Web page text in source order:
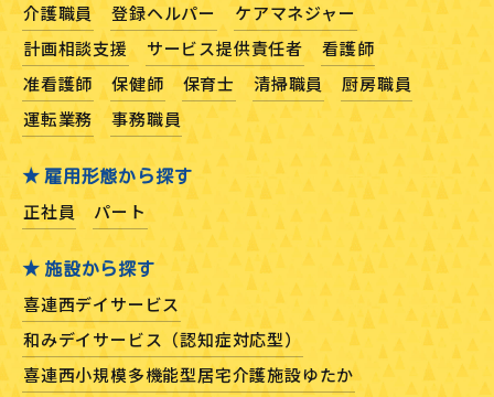
介護職員 登録ヘルパー
ケアマネジャー
計画相談支援
サービス提供責任者
看護師
准看護師
保健師 保育士 清掃職員
厨房職員
運転業務
事務職員
雇用形態から探す
正社員 パート
施設から探す
喜連西デイサービス
和みデイサービス（認知症対応型）
喜連西小規模多機能型居宅介護施設ゆたか